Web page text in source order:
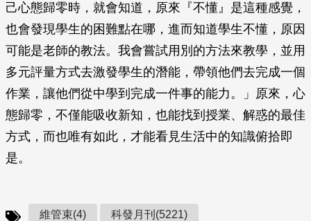
己心態歸零時，就會知道，原來『不懂』是這種感覺，
也會發現學生的困難點在哪，進而知道學生不懂，原因
可能是老師的教法。我會嘗試用別的方法來教學，並用
多元評量方式去激發學生的潛能，帶領他們去完成一個
作業，讓他們從中學到完成一件事的能力。」原來，心
態歸零，不僅能吸收新知，也能找到授業、解惑的最佳
方式，而也唯有如此，才能看見生活中的知識俯拾即
是。
維管束(4) 科發月刊(5221)